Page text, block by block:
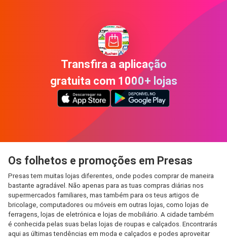
Transfira a aplicação
gratuita com 1000+ lojas
Os folhetos e promoções em Presas
Presas tem muitas lojas diferentes, onde podes comprar de maneira
bastante agradável. Não apenas para as tuas compras diárias nos
supermercados familiares, mas também para os teus artigos de
bricolage, computadores ou móveis em outras lojas, como lojas de
ferragens, lojas de eletrónica e lojas de mobiliário. A cidade também
é conhecida pelas suas belas lojas de roupas e calçados. Encontrarás
aqui as últimas tendências em moda e calçados e podes aproveitar